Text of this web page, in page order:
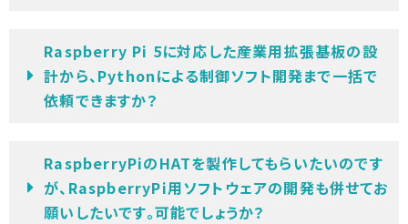
Raspberry Pi 5に対応した産業用拡張基板の設
計から、Pythonによる制御ソフト開発まで一括で
依頼できますか？
RaspberryPiのHATを製作してもらいたいのです
が、RaspberryPi用ソフトウェアの開発も併せてお
願いしたいです。可能でしょうか？